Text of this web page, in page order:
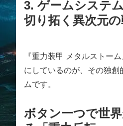
3. ゲームシステ
切り拓く異次元
『重力装甲 メタルストー
にしているのが、その独創
ムです。
ボタン一つで世